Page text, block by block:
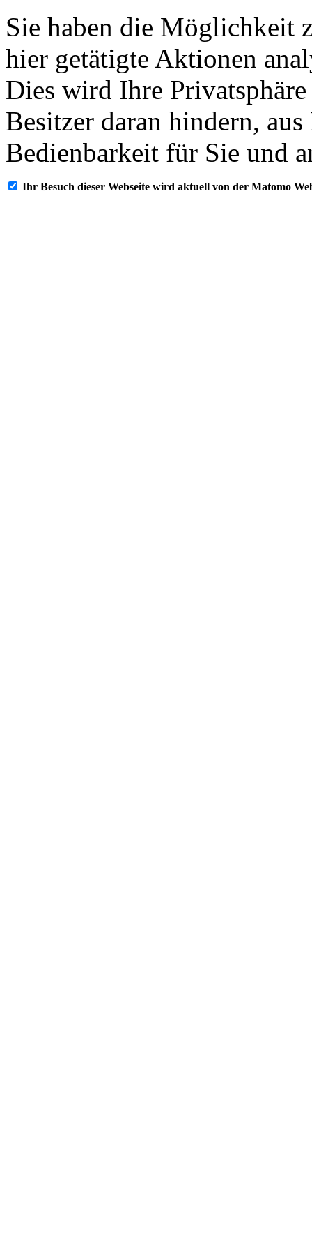
Sie haben die Möglichkeit
hier getätigte Aktionen
Dies wird Ihre
Besitzer daran hindern,
Bedienbarkeit für Sie und
Ihr Besuch dieser Webseite wird aktuell von der Matomo